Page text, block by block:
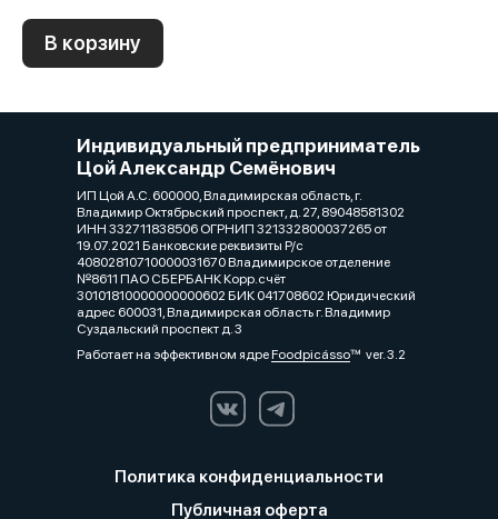
В корзину
Индивидуальный предприниматель
Цой Александр Семёнович
ИП Цой А.С. 600000, Владимирская область, г.
Владимир Октябрьский проспект, д. 27, 89048581302
ИНН 332711838506 ОГРНИП 321332800037265 от
19.07.2021 Банковские реквизиты Р/с
40802810710000031670 Владимирское отделение
№8611 ПАО СБЕРБАНК Корр.счёт
30101810000000000602 БИК 041708602 Юридический
адрес 600031, Владимирская область г. Владимир
Суздальский проспект д. 3
Работает на эффективном ядреFoodpicássover. 3.2
Политика конфиденциальности
Публичная оферта